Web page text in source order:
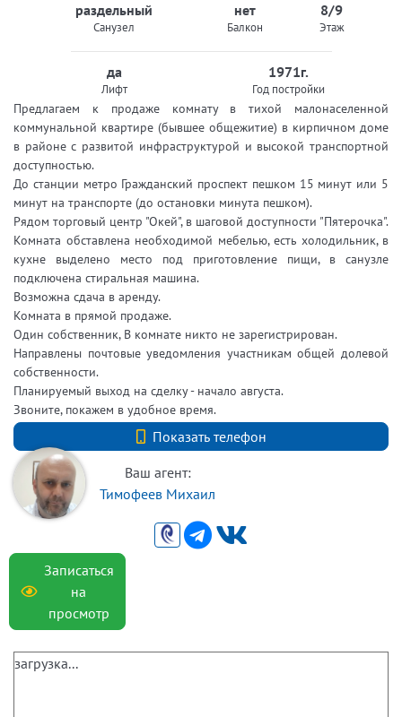
раздельный
Санузел
нет
Балкон
8/9
Этаж
да
Лифт
1971г.
Год постройки
Предлагаем к продаже комнату в тихой малонаселенной
коммунальной квартире (бывшее общежитие) в кирпичном доме
в районе с развитой инфраструктурой и высокой транспортной
доступностью.
До станции метро Гражданский проспект пешком 15 минут или 5
минут на транспорте (до остановки минута пешком).
Рядом торговый центр "Окей", в шаговой доступности "Пятерочка".
Комната обставлена необходимой мебелью, есть холодильник, в
кухне выделено место под приготовление пищи, в санузле
подключена стиральная машина.
Возможна сдача в аренду.
Комната в прямой продаже.
Один собственник, В комнате никто не зарегистрирован.
Направлены почтовые уведомления участникам общей долевой
собственности.
Планируемый выход на сделку - начало августа.
Звоните, покажем в удобное время.
Показать телефон
+7 9211806438
Ваш агент:
Тимофеев Михаил
Записаться
на
просмотр
загрузка...